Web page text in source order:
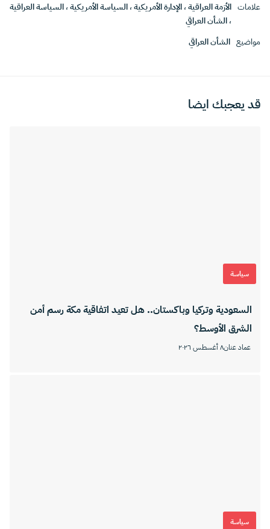
علامات الأزمة العراقية،الإدارة الأمريكية،السياسة الأمريكية،السياسة العراقية
،الشأن العراقي
مواضيع الشأن العراقي
قد يعجبك ايضا
سياسة
السعودية وتركيا وباكستان.. هل تعيد اتفاقية مكة رسم أمن
الشرق الأوسط؟
عماد عنان٨ أغسطس ٢٠٢٦
سياسة